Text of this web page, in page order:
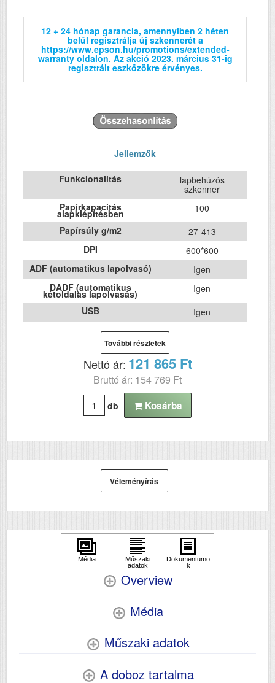
12 + 24 hónap garancia, amennyiben 2 héten
belül regisztrálja új szkennerét a
https://www.epson.hu/promotions/extended-
warranty oldalon. Az akció 2023. március 31-ig
regisztrált eszközökre érvényes.
Jellemzők
Funkcionalitás lapbehúzós
szkenner
Papírkapacitás
alapkiépítésben
100
Papírsúly g/m2
27-413
DPI
600*600
ADF (automatikus lapolvasó)
Igen
DADF (automatikus
kétoldalas lapolvasás)
Igen
USB
Igen
Súly (kg)
Papír méret
Technológia
Szkennelés
További részletek
Nettó ár: 121 865 Ft
Bruttó ár: 154 769 Ft
db Kosárba
Véleményírás
Overview
Média
Műszaki adatok
A doboz tartalma